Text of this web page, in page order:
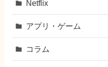
Netflix
アプリ・ゲーム
コラム